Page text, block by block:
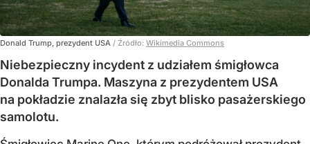
Donald Trump, prezydent USA / Źródło: Wikimedia Commons
Niebezpieczny incydent z udziałem śmigłowca
Donalda Trumpa. Maszyna z prezydentem USA
na pokładzie znalazła się zbyt blisko pasażerskiego
samolotu.